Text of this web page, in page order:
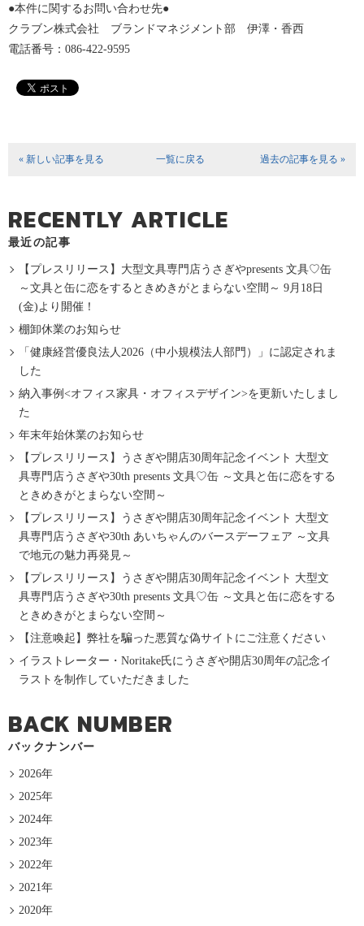
●本件に関するお問い合わせ先●
クラブン株式会社 ブランドマネジメント部 伊澤・香西
電話番号：086-422-9595
« 新しい記事を見る 一覧に戻る 過去の記事を見る »
RECENTLY ARTICLE
最近の記事
【プレスリリース】大型文具専門店うさぎやpresents 文具♡缶
～文具と缶に恋をするときめきがとまらない空間～ 9月18日
(金)より開催！
棚卸休業のお知らせ
「健康経営優良法人2026（中小規模法人部門）」に認定されま
した
納入事例<オフィス家具・オフィスデザイン>を更新いたしまし
た
年末年始休業のお知らせ
【プレスリリース】うさぎや開店30周年記念イベント 大型文
具専門店うさぎや30th presents 文具♡缶 ～文具と缶に恋をする
ときめきがとまらない空間～
【プレスリリース】うさぎや開店30周年記念イベント 大型文
具専門店うさぎや30th あいちゃんのバースデーフェア ～文具
で地元の魅力再発見～
【プレスリリース】うさぎや開店30周年記念イベント 大型文
具専門店うさぎや30th presents 文具♡缶 ～文具と缶に恋をする
ときめきがとまらない空間～
【注意喚起】弊社を騙った悪質な偽サイトにご注意ください
イラストレーター・Noritake氏にうさぎや開店30周年の記念イ
ラストを制作していただきました
BACK NUMBER
バックナンバー
2026年
2025年
2024年
2023年
2022年
2021年
2020年